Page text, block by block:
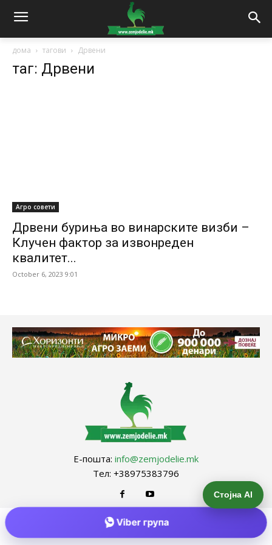
дома тагови Дрвени
таг: Дрвени
Агро совети
Дрвени буриња во винарските визби –
Клучен фактор за извонреден
квалитет...
October 6, 2023 9:01
Е-пошта: info@zemjodelie.mk
Тел: +38975383796
Стојна AI
Viber група